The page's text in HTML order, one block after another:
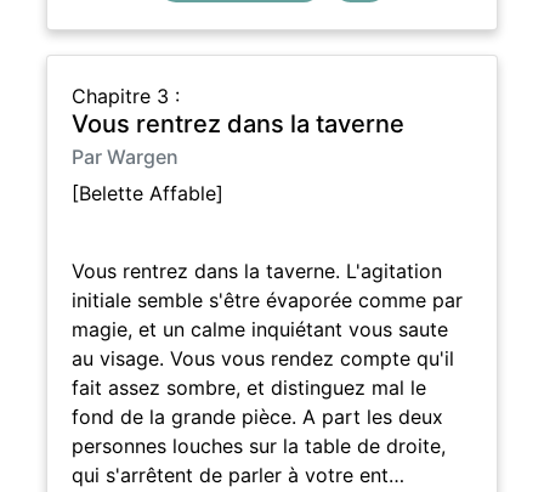
Chapitre 3 :
Vous rentrez dans la taverne
Par Wargen
[Belette Affable]
Vous rentrez dans la taverne. L'agitation
initiale semble s'être évaporée comme par
magie, et un calme inquiétant vous saute
au visage. Vous vous rendez compte qu'il
fait assez sombre, et distinguez mal le
fond de la grande pièce. A part les deux
personnes louches sur la table de droite,
qui s'arrêtent de parler à votre ent…